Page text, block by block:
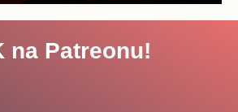
na Patreonu!